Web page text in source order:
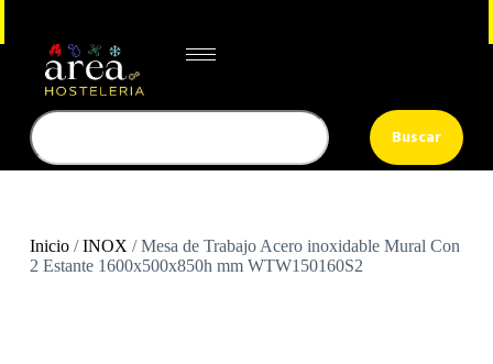
Buscar
Inicio/INOX / Mesa de Trabajo Acero inoxidable Mural Con
2 Estante 1600x500x850h mm WTW150160S2